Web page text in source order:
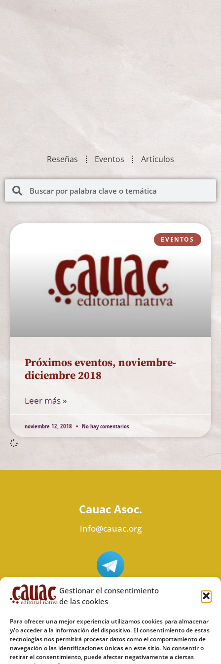
Gestionar el consentimiento
de las cookies
Para ofrecer una mejor experiencia utilizamos cookies para almacenar
y/o acceder a la información del dispositivo. El consentimiento de estas
tecnologías nos permitirá procesar datos como el comportamiento de
navegación o las identificaciones únicas en este sitio. No consentir o
retirar el consentimiento, puede afectar negativamente a ciertas
Reseñas Eventos Artículos
EVENTOS
Próximos eventos, noviembre-
diciembre 2018
Leer más »
noviembre 12, 2018 No hay comentarios
Cauac Asoc.
info@cauac.org
Síguenos en Telegram
Síguenos en Odysee